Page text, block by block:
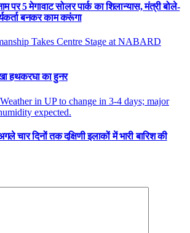
पर 5 मेगावाट सोलर पार्क का शिलान्यास, मंत्री बोले-
बनकर काम करूंगा
हथकरघा का हुनर
चार दिनों तक दक्षिणी इलाकों में भारी बारिश की